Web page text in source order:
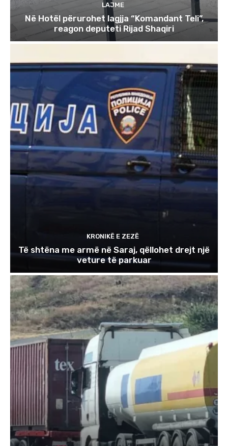
LAJME
Në Hotël përurohet lagjja “Komandant Teli”,
reagon deputeti Rijad Shaqiri
KRONIKË E ZEZË
Të shtëna me armë në Saraj, qëllohet drejt një
veture të parkuar